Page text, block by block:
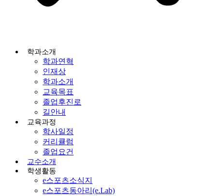
학과소개
학과연혁
인재상
학과소개
교육목표
졸업후진로
길안내
교육과정
학사일정
커리큘럼
졸업요건
교수소개
학생활동
e스포츠소식지
e스포츠동아리(e.Lab)